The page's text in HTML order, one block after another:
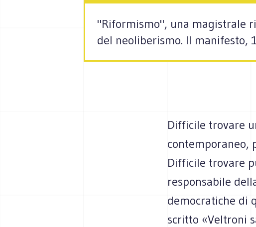
"Riformismo", una magistrale
del neoliberismo. Il manifesto,
Difficile trovare
contemporaneo,
Difficile trovare
responsabile
democratiche di
scritto «Veltroni